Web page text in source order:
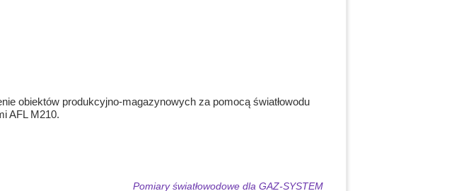
obiektów produkcyjno-magazynowych za pomocą światłowodu
AFL M210.
Pomiary światłowodowe dla GAZ-SYSTEM